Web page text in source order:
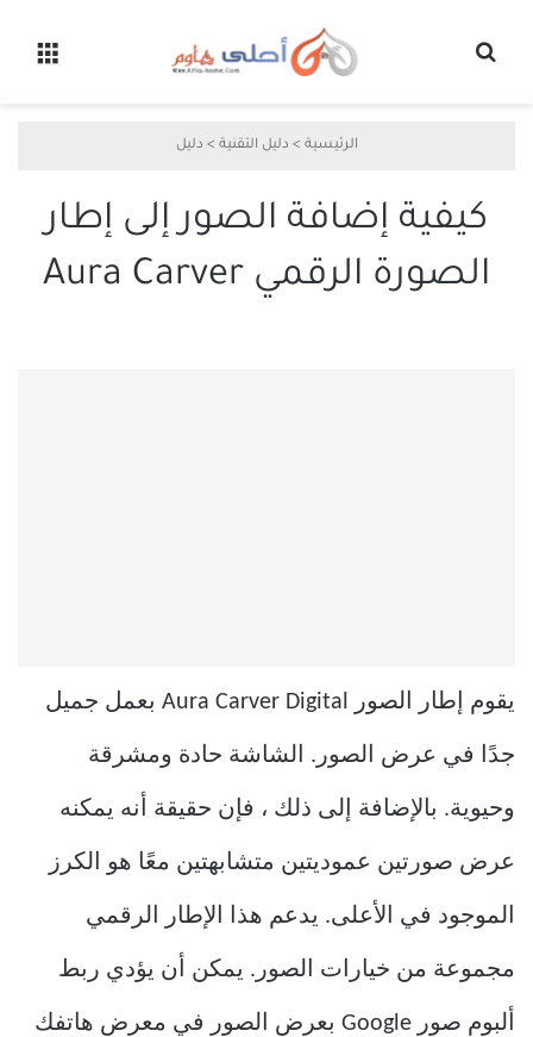
الرئيسية > دليل التقنية > دليل
كيفية إضافة الصور إلى إطار
الصورة الرقمي Aura Carver
يقوم إطار الصور Aura Carver Digital بعمل جميل
جدًا في عرض الصور. الشاشة حادة ومشرقة
وحيوية. بالإضافة إلى ذلك ، فإن حقيقة أنه يمكنه
عرض صورتين عموديتين متشابهتين معًا هو الكرز
الموجود في الأعلى. يدعم هذا الإطار الرقمي
مجموعة من خيارات الصور. يمكن أن يؤدي ربط
ألبوم صور Google بعرض الصور في معرض هاتفك